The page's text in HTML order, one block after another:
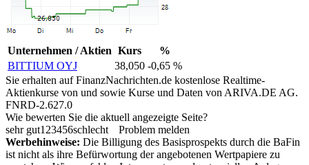
Unternehmen / Aktien Kurs
%
BITTIUM OYJ
38,050 -0,65 %
Sie erhalten auf FinanzNachrichten.de kostenlose Realtime-
Aktienkurse von und sowie Kurse und Daten von ARIVA.DE AG.
FNRD-2.627.0
Wie bewerten Sie die aktuell angezeigte Seite?
sehr gut1 23456schlecht
Problem melden
Werbehinweise: Die Billigung des Basisprospekts durch die BaFin
ist nicht als ihre Befürwortung der angebotenen Wertpapiere zu